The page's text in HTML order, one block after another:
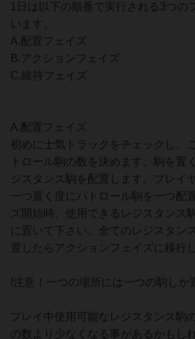
1日は以下の順番で実行される3つの
います。
A.配置フェイズ
B.アクションフェイズ
C.維持フェイズ
A.配置フェイズ
初めに士気トラックをチェックし、
トロール駒の数を決めます。駒を置
ジスタンス駒を配置します。プレイ
一つ置く度にパトロール駒を一つ配
ズ開始時、使用できるレジスタンス
に置いて下さい。全てのレジスタン
置したらアクションフェイズに移行
!注意！一つの場所には一つの駒しか
プレイ中使用可能なレジスタンス駒
の数より少なくなる事があるかもし